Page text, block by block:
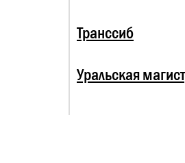
Транссиб
Уральская